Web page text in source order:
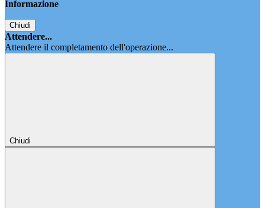
Informazione
Chiudi
Attendere...
Attendere il completamento dell'operazione...
Chiudi